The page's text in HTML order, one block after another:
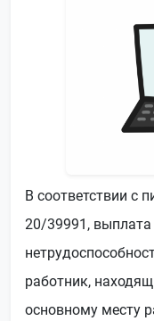
В соответствии с
20/39991,
работник,
основному месту